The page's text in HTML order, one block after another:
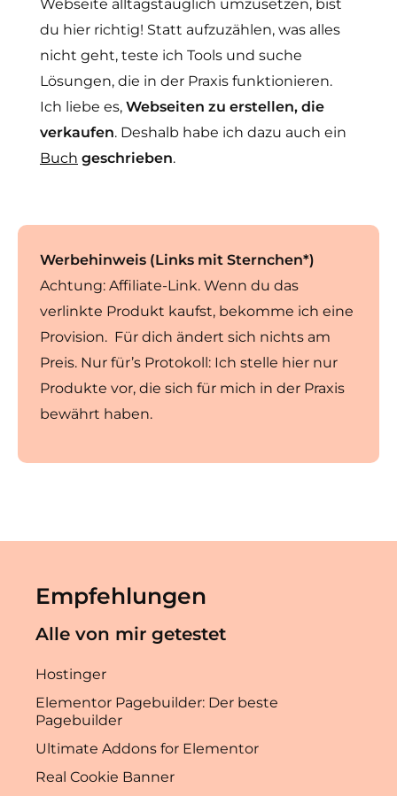
Webseite alltagstauglich umzusetzen, bist
du hier richtig! Statt aufzuzählen, was alles
nicht geht, teste ich Tools und suche
Lösungen, die in der Praxis funktionieren.
Ich liebe es, Webseiten zu erstellen, die
verkaufen. Deshalb habe ich dazu auch ein
Buch geschrieben.
Werbehinweis (Links mit Sternchen*)
Achtung: Affiliate-Link. Wenn du das
verlinkte Produkt kaufst, bekomme ich eine
Provision. Für dich ändert sich nichts am
Preis. Nur für’s Protokoll: Ich stelle hier nur
Produkte vor, die sich für mich in der Praxis
bewährt haben.
Empfehlungen
Alle von mir getestet
Hostinger
Elementor Pagebuilder: Der beste
Pagebuilder
Ultimate Addons for Elementor
Real Cookie Banner